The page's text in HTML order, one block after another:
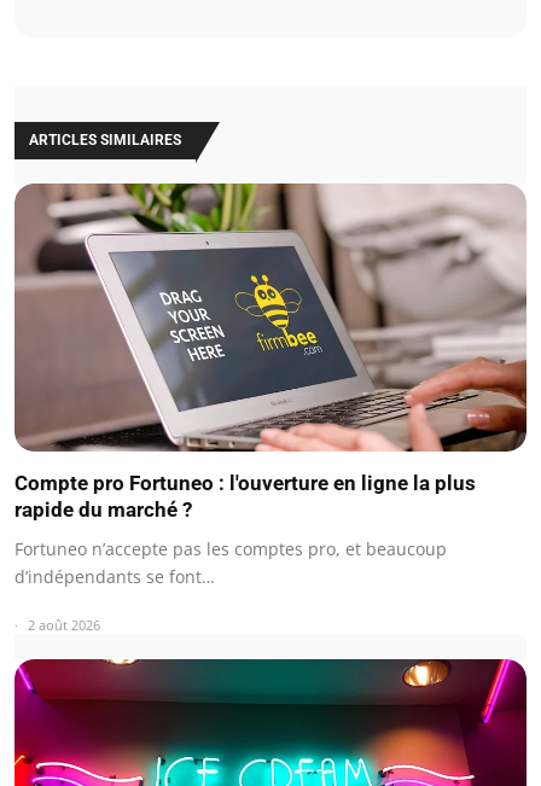
ARTICLES SIMILAIRES
Compte pro Fortuneo : l'ouverture en ligne la plus
rapide du marché ?
Fortuneo n’accepte pas les comptes pro, et beaucoup
d’indépendants se font…
2 août 2026